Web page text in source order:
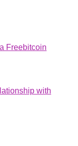
Freebitcoin
with